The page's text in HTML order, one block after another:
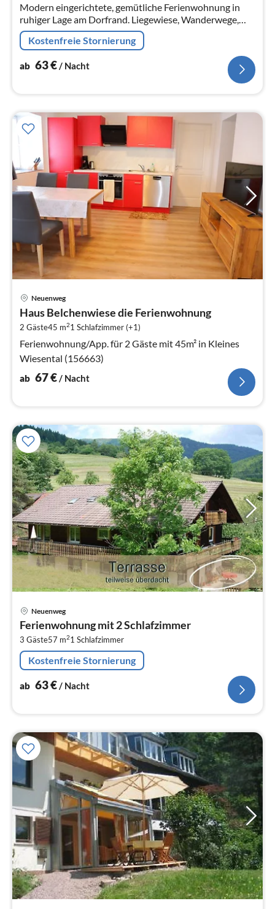
Modern eingerichtete, gemütliche Ferienwohnung in
ruhiger Lage am Dorfrand. Liegewiese, Wanderwege,
Bach, Berge, schöne Aussicht
Kostenfreie Stornierung
ab 63€/ Nacht
Neuenweg
Haus Belchenwiese die Ferienwohnung
2 Gäste45 m21 Schlafzimmer (+1)
Ferienwohnung/App. für 2 Gäste mit 45m² in Kleines
Wiesental (156663)
ab 67€/ Nacht
Neuenweg
Ferienwohnung mit 2 Schlafzimmer
3 Gäste57 m21 Schlafzimmer
Kostenfreie Stornierung
ab 63€/ Nacht